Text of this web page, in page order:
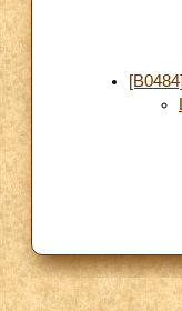
[B0484]